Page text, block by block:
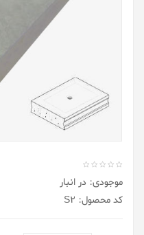
موجودی: در انبار
کد محصول: S2